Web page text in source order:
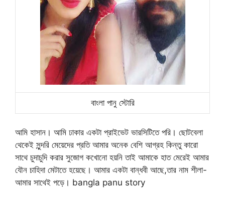
বাংলা পানু স্টোরি
আমি হাসান। আমি ঢাকার একটা প্রাইভেট ভারসিটিতে পরি। ছোটবেলা
থেকেই সুন্দরি মেয়েদের প্রতি আমার অনেক বেশি আগ্রহ কিন্তু কারো
সাথে চুদাচুদি করার সুজোগ কখোনো হয়নি তাই আমাকে হাত মেরেই আমার
যৌন চাহিদা মেটাতে হয়েছে। আমার একটা বান্ধবী আছে,তার নাম শীলা-
আমার সাথেই পড়ে। bangla panu story